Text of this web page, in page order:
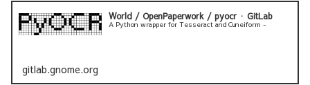
World / OpenPaperwork / pyocr · GitLab
A Python wrapper for Tesseract and Cuneiform -
gitlab.gnome.org